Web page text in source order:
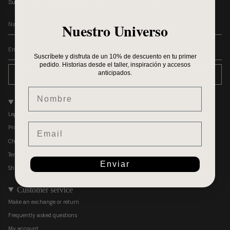
Subscribe to receive special offers, gifts, and unique promotions
SEND
Policies
Legal notice
Privacy policy
Changes and returns
Terms of sale
Shipping Policy
Customer service
Make an exchange or return
Frequently asked questions
Nuestro Universo
Suscríbete y disfruta de un 10% de descuento en tu primer
pedido. Historias desde el taller, inspiración y accesos
anticipados.
Enviar